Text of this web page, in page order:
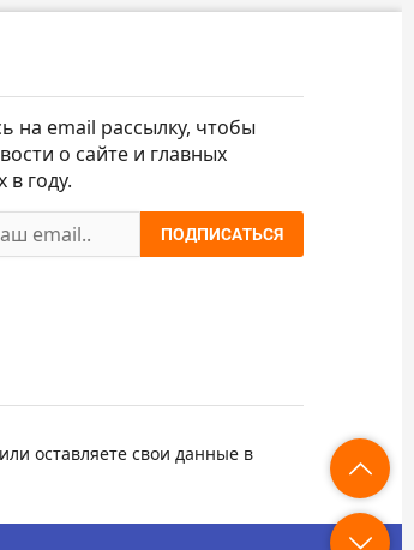
на email рассылку, чтобы
о сайте и главных
в году.
ПОДПИСАТЬСЯ
оставляете свои данные в